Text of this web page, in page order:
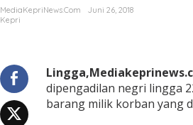
a
K
e
m
MediaKepriNews.com
Juni 26, 2018
Kepri
dipengadilan negri lingga
barang milik korban yang